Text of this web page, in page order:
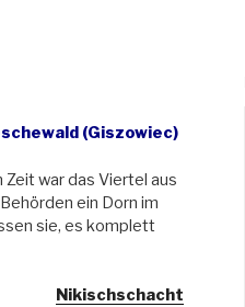
(Giszowiec)
war das Viertel aus
ein Dorn im
sie, es komplett
Nikischschacht